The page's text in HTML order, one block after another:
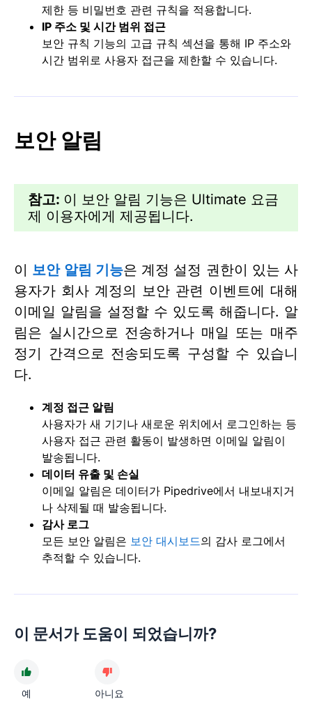
제한 등 비밀번호 관련 규칙을 적용합니다.
IP 주소 및 시간 범위 접근
보안 규칙 기능의 고급 규칙 섹션을 통해 IP 주소와
시간 범위로 사용자 접근을 제한할 수 있습니다.
보안 알림
참고: 이 보안 알림 기능은 Ultimate 요금
제 이용자에게 제공됩니다.
이 보안 알림 기능은 계정 설정 권한이 있는 사
용자가 회사 계정의 보안 관련 이벤트에 대해
이메일 알림을 설정할 수 있도록 해줍니다. 알
림은 실시간으로 전송하거나 매일 또는 매주
정기 간격으로 전송되도록 구성할 수 있습니
다.
계정 접근 알림
사용자가 새 기기나 새로운 위치에서 로그인하는 등
사용자 접근 관련 활동이 발생하면 이메일 알림이
발송됩니다.
데이터 유출 및 손실
이메일 알림은 데이터가 Pipedrive에서 내보내지거
나 삭제될 때 발송됩니다.
감사 로그
모든 보안 알림은 보안 대시보드의 감사 로그에서
추적할 수 있습니다.
이 문서가 도움이 되었습니까?
예 아니요